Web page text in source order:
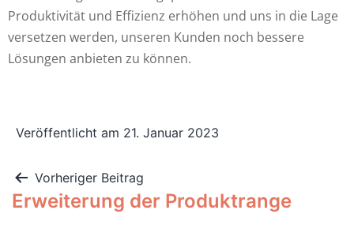
Produktivität und Effizienz erhöhen und uns in die Lage
versetzen werden, unseren Kunden noch bessere
Lösungen anbieten zu können.
Veröffentlicht am 21. Januar 2023
Vorheriger Beitrag
Erweiterung der Produktrange